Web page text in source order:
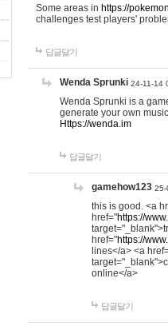
Some areas in https://
challenges test players'
답글달기
Wenda Sprunki 24-11-14
Wenda Sprunki is a
generate your own
Https://wenda.im
답글달기
gamehow123 25-
this is good. <a
href="https://
href="https://
lines</a> <a
online</a>
답글달기